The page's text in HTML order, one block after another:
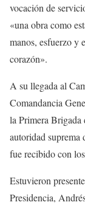
vocación de
«una obra como
manos, esfuerzo y
corazón».
A su llegada al
Comandancia
la Primera Brigada
autoridad suprema
fue recibido con
Estuvieron
Presidencia,